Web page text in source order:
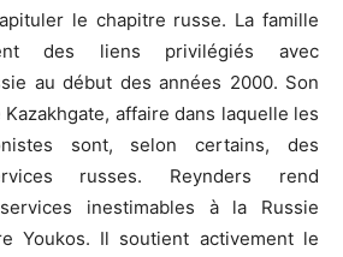
le chapitre russe. La famille
des liens privilégiés avec
au début des années 2000. Son
affaire dans laquelle les
sont, selon certains, des
russes. Reynders rend
inestimables à la Russie
Youkos. Il soutient activement le